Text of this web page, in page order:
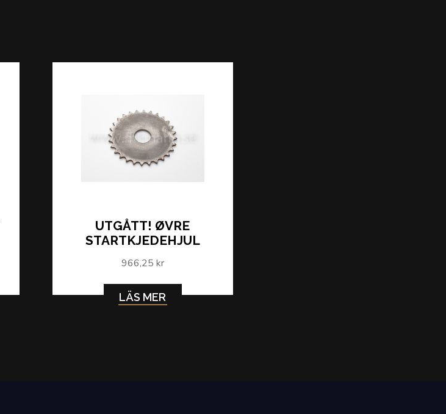
UTGÅTT! ØVRE
STARTKJEDEHJUL
966,25 kr
LÄS MER